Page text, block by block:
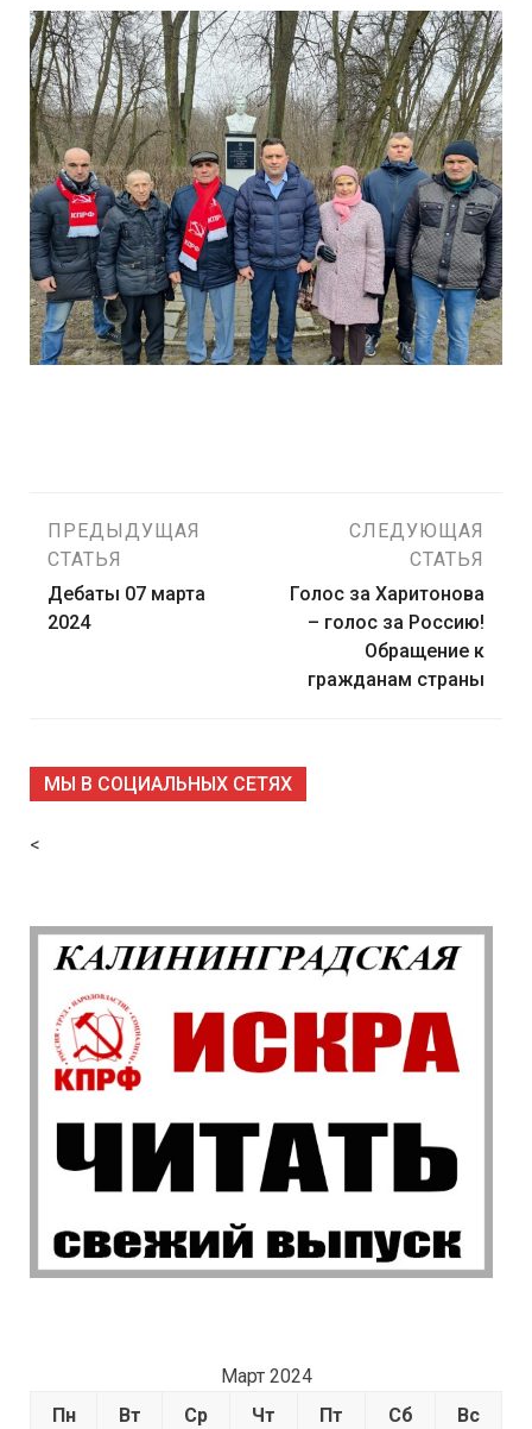
Навигация
по
ПРЕДЫДУЩАЯ
СТАТЬЯ
Дебаты 07 марта
2024
СЛЕДУЮЩАЯ
СТАТЬЯ
Голос за Харитонова
– голос за Россию!
Обращение к
гражданам страны
МЫ В СОЦИАЛЬНЫХ СЕТЯХ
<
Март 2024
Пн
Вт Ср Чт Пт Сб Вс